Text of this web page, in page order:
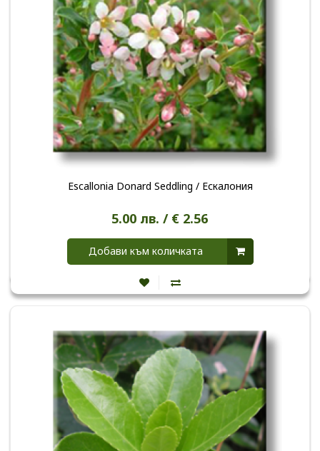
Escallonia Donard Seddling / Ескалония
5.00 лв. / € 2.56
Добави към количката